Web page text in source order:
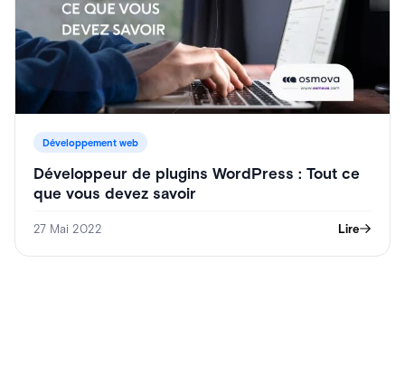
Développement web
Développeur de plugins WordPress : Tout ce
que vous devez savoir
27 Mai 2022 Lire